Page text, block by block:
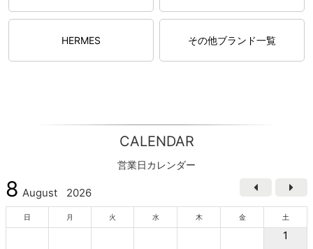
HERMES その他ブランド一覧
CALENDAR
営業日カレンダー
8 August 2026
日 月 火 水 木 金 土
1